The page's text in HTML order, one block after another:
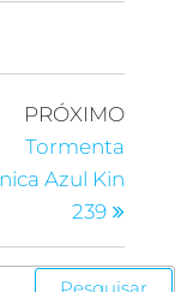
PRÓXIMO
Tormenta
Azul Kin
239